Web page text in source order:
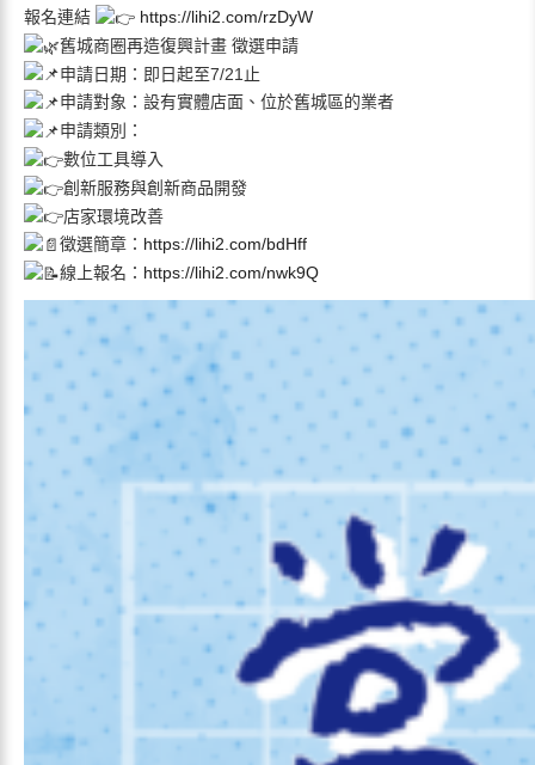
報名連結
https://lihi2.com/rzDyW
舊城商圈再造復興計畫 徵選申請
申請日期：即日起至7/21止
申請對象：設有實體店面、位於舊城區的業者
申請類別：
數位工具導入
創新服務與創新商品開發
店家環境改善
徵選簡章： https://lihi2.com/bdHff
線上報名： https://lihi2.com/nwk9Q